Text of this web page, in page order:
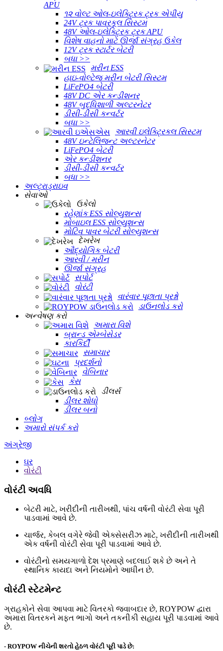
APU
૧૨ વોલ્ટ ઓલ-ઇલેક્ટ્રિક ટ્રક એપીયુ
24V ટ્રક પાવરકૂલ સિસ્ટમ
48V ઓલ-ઇલેક્ટ્રિક ટ્રક APU
વિશેષ વાહનો માટે ઊર્જા સંગ્રહ ઉકેલ
12V ટ્રક સ્ટાર્ટર બેટરી
બધા >>
મરીન ESS
હાઇ-વોલ્ટેજ મરીન બેટરી સિસ્ટમ
LiFePO4 બેટરી
48V DC એર કન્ડીશનર
48V બુદ્ધિશાળી અલ્ટરનેટર
ડીસી-ડીસી કન્વર્ટર
બધા >>
આરવી ઇલેક્ટ્રિકલ સિસ્ટમ
48V ઇન્ટેલિજન્ટ અલ્ટરનેટર
LiFePO4 બેટરી
એર કન્ડીશનર
ડીસી-ડીસી કન્વર્ટર
બધા >>
અલ્ટ્રાડ્રાઇવ
સેવાઓ
ઉકેલો
રહેણાંક ESS સોલ્યુશન્સ
મોબાઇલ ESS સોલ્યુશન્સ
મોટિવ પાવર બેટરી સોલ્યુશન્સ
દેખરેખ
ઔદ્યોગિક બેટરી
આરવી / મરીન
ઊર્જા સંગ્રહ
સપોર્ટ
વોરંટી
વારંવાર પૂછાતા પ્રશ્નો
ડાઉનલોડ કરો
અન્વેષણ કરો
અમારા વિશે
બ્રાન્ડ એમ્બેસેડર
કારકિર્દી
સમાચાર
પ્રદર્શનો
વેબિનાર
કેસ
ડીલર્સ
ડીલર શોધો
ડીલર બનો
બ્લોગ
અમારો સંપર્ક કરો
અંગ્રેજી
ઘર
વોરંટી
વોરંટી અવધિ
બેટરી માટે, ખરીદીની તારીખથી, પાંચ વર્ષની વોરંટી સેવા પૂરી
પાડવામાં આવે છે.
ચાર્જર, કેબલ વગેરે જેવી એક્સેસરીઝ માટે, ખરીદીની તારીખથી
એક વર્ષની વોરંટી સેવા પૂરી પાડવામાં આવે છે.
વોરંટીનો સમયગાળો દેશ પ્રમાણે બદલાઈ શકે છે અને તે
સ્થાનિક કાયદા અને નિયમોને આધીન છે.
વોરંટી સ્ટેટમેન્ટ
ગ્રાહકોને સેવા આપવા માટે વિતરકો જવાબદાર છે, ROYPOW દ્વારા
અમારા વિતરકને મફત ભાગો અને તકનીકી સહાય પૂરી પાડવામાં આવે
છે.
- ROYPOW નીચેની શરતો હેઠળ વોરંટી પૂરી પાડે છે: